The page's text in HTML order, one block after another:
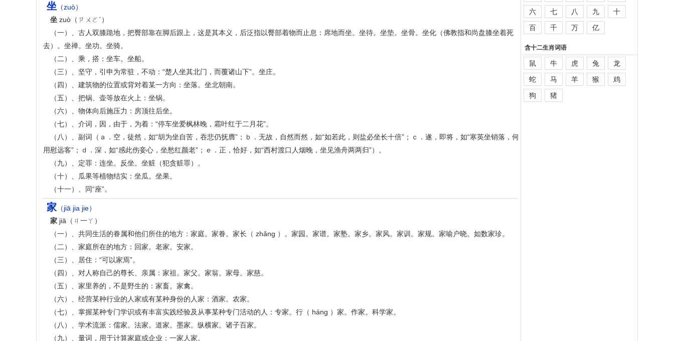
坐 （zuò）
坐 zuò（ㄗㄨㄛˋ）
（一）、古人双膝跪地，把臀部靠在脚后跟上，这是其本义，后泛指以臀部着物而止息：席地而坐。坐待。坐垫。坐骨。坐化（佛教指和尚盘膝坐着死
去）。坐禅。坐功。坐骑。
（二）、乘，搭：坐车。坐船。
（三）、坚守，引申为常驻，不动：“楚人坐其北门，而覆诸山下”。坐庄。
（四）、建筑物的位置或背对着某一方向：坐落。坐北朝南。
（五）、把锅、壶等放在火上：坐锅。
（六）、物体向后施压力：房顶往后坐。
（七）、介词，因，由于，为着：“停车坐爱枫林晚，霜叶红于二月花”。
（八）、副词（ａ．空，徒然，如“胡为坐自苦，吞悲仍抚膺”；ｂ．无故，自然而然，如“如若此，则盐必坐长十倍”；ｃ．遂，即将，如“寒英坐销落，何
用慰远客”；ｄ．深，如“感此伤妾心，坐愁红颜老”；ｅ．正，恰好，如“西村渡口人烟晚，坐见渔舟两两归”）。
（九）、定罪：连坐。反坐。坐赃（犯贪赃罪）。
（十）、瓜果等植物结实：坐瓜。坐果。
（十一）、同“座”。
家 （jiā jia jie）
家 jiā（ㄐ一ㄚ）
（一）、共同生活的眷属和他们所住的地方：家庭。家眷。家长（ zhǎng ）。家园。家谱。家塾。家乡。家风。家训。家规。家喻户晓。如数家珍。
（二）、家庭所在的地方：回家。老家。安家。
（三）、居住：“可以家焉”。
（四）、对人称自己的尊长、亲属：家祖。家父。家翁。家母。家慈。
（五）、家里养的，不是野生的：家畜。家禽。
（六）、经营某种行业的人家或有某种身份的人家：酒家。农家。
（七）、掌握某种专门学识或有丰富实践经验及从事某种专门活动的人：专家。行（ háng ）家。作家。科学家。
（八）、学术流派：儒家。法家。道家。墨家。纵横家。诸子百家。
（九）、量词，用于计算家庭或企业：一家人家。
六
七 八 九
十
百
千 万 亿
含十二生肖词语
鼠 牛 虎 兔
龙
蛇
马 羊 猴
鸡
狗
猪